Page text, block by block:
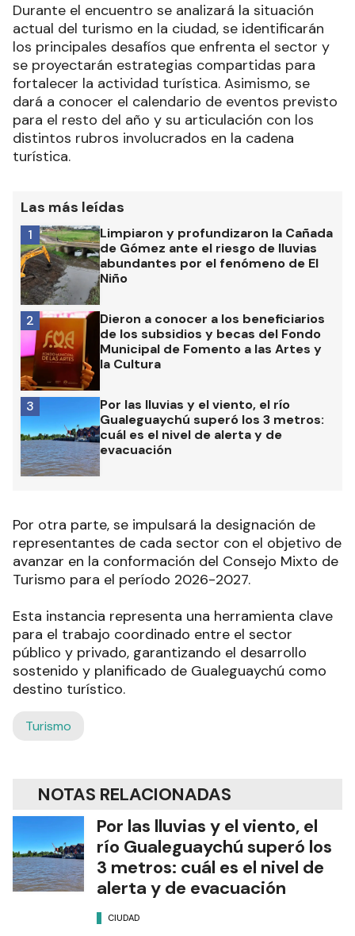
Durante el encuentro se analizará la situación
actual del turismo en la ciudad, se identificarán
los principales desafíos que enfrenta el sector y
se proyectarán estrategias compartidas para
fortalecer la actividad turística. Asimismo, se
dará a conocer el calendario de eventos previsto
para el resto del año y su articulación con los
distintos rubros involucrados en la cadena
turística.
Las más leídas
Limpiaron y profundizaron la Cañada
de Gómez ante el riesgo de lluvias
abundantes por el fenómeno de El
Niño
1
Dieron a conocer a los beneficiarios
de los subsidios y becas del Fondo
Municipal de Fomento a las Artes y
la Cultura
2
Por las lluvias y el viento, el río
Gualeguaychú superó los 3 metros:
cuál es el nivel de alerta y de
evacuación
3
Por otra parte, se impulsará la designación de
representantes de cada sector con el objetivo de
avanzar en la conformación del Consejo Mixto de
Turismo para el período 2026-2027.
Esta instancia representa una herramienta clave
para el trabajo coordinado entre el sector
público y privado, garantizando el desarrollo
sostenido y planificado de Gualeguaychú como
destino turístico.
Turismo
NOTAS RELACIONADAS
Por las lluvias y el viento, el
río Gualeguaychú superó los
3 metros: cuál es el nivel de
alerta y de evacuación
CIUDAD